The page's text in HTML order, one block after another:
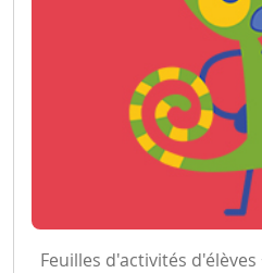
Feuilles d'activités